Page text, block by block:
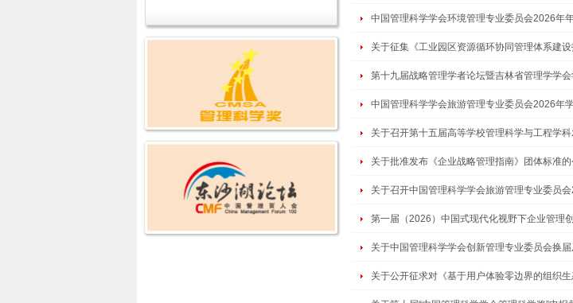
中国管理科学学会环境管理专业委员会2026年
关于征集《工业园区资源循环协同管理体系建
第十九届战略管理学者论坛暨吉林省管理学学
中国管理科学学会旅游管理专业委员会2026年
关于召开第十五届高等学校管理科学与工程学
关于批准发布《企业战略管理指南》团体标准
关于召开中国管理科学学会旅游管理专业委员
第一届（2026）中国式现代化视野下企业管理
关于中国管理科学学会创新管理专业委员会换
关于公开征求对《基于用户体验零边界的组织